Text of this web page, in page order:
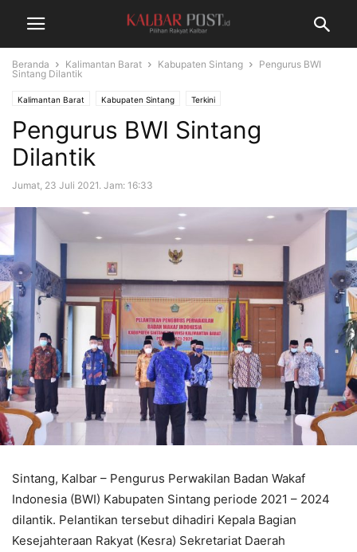
Beranda Kalimantan Barat Kabupaten Sintang
Pengurus BWI
Sintang Dilantik
Kalimantan Barat Kabupaten Sintang Terkini
Pengurus BWI Sintang
Dilantik
Jumat, 23 Juli 2021. Jam: 16:33
Sintang, Kalbar – Pengurus Perwakilan Badan Wakaf
Indonesia (BWI) Kabupaten Sintang periode 2021 – 2024
dilantik. Pelantikan tersebut dihadiri Kepala Bagian
Kesejahteraan Rakyat (Kesra) Sekretariat Daerah